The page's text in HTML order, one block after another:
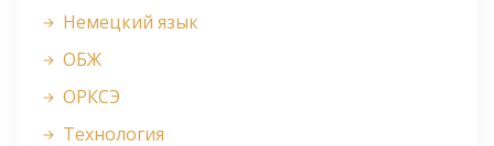
Немецкий язык
ОБЖ
ОРКСЭ
Технология